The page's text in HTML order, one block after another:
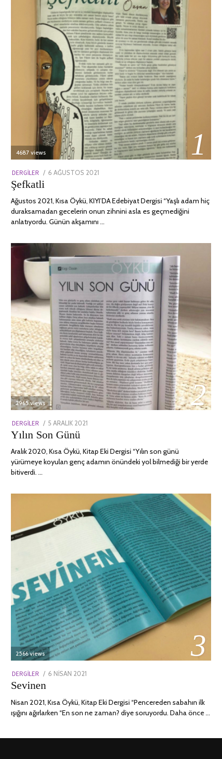
01
4687 views
DERGILER
POSTED
6 AĞUSTOS 2021
Şefkatli
Ağustos 2021, Kısa Öykü, KIYI’DA Edebiyat Dergisi “Yaşlı adam hiç
duraksamadan gecelerin onun zihnini asla es geçmediğini
anlatıyordu. Günün akşamını …
02
2965 views
DERGILER
POSTED
ON
5 ARALIK 2021
Yılın Son Günü
Aralık 2020, Kısa Öykü, Kitap Eki Dergisi “Yılın son günü
yürümeye koyulan genç adamın önündeki yol bilmediği bir yerde
bitiverdi. …
03
2566 views
DERGILER
POSTED
6 NISAN 2021
Sevinen
Nisan 2021, Kısa Öykü, Kitap Eki Dergisi “Pencereden sabahın ilk
ışığını ağırlarken “En son ne zaman? diye soruyordu. Daha önce …